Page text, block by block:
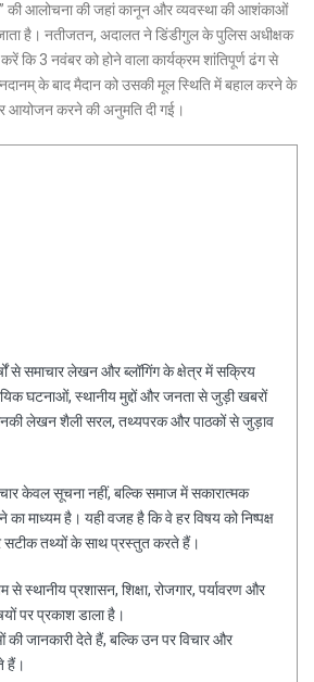
की आलोचना की जहां कानून और व्यवस्था की आशंकाओं
है। नतीजतन, अदालत ने डिंडीगुल के पुलिस अधीक्षक
करें कि 3 नवंबर को होने वाला कार्यक्रम शांतिपूर्ण ढंग से
के बाद मैदान को उसकी मूल स्थिति में बहाल करने के
आयोजन करने की अनुमति दी गई।
से समाचार लेखन और ब्लॉगिंग के क्षेत्र में सक्रिय
घटनाओं, स्थानीय मुद्दों और जनता से जुड़ी खबरों
लेखन शैली सरल, तथ्यपरक और पाठकों से जुड़ाव
केवल सूचना नहीं, बल्कि समाज में सकारात्मक
माध्यम है। यही वजह है कि वे हर विषय को निष्पक्ष
तथ्यों के साथ प्रस्तुत करते हैं।
स्थानीय प्रशासन, शिक्षा, रोजगार, पर्यावरण और
पर प्रकाश डाला है।
जानकारी देते हैं, बल्कि उन पर विचार और
हैं।